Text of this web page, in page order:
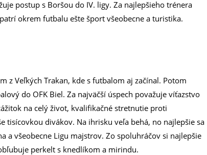
postup s Boršou do IV. ligy. Za najlepšieho trénera
okrem futbalu ešte šport všeobecne a turistika.
z Veľkých Trakan, kde s futbalom aj začínal. Potom
do OFK Biel. Za najväčší úspech považuje víťazstvo
na celý život, kvalifikačné stretnutie proti
tisícovkou divákov. Na ihrisku veľa behá, no najlepšie sa
a všeobecne Ligu majstrov. Zo spoluhráčov si najlepšie
perkelt s knedlíkom a mirindu.